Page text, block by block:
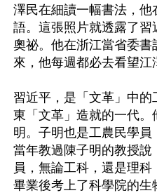
澤民在細讀一幅書法，
語。這張照片就透露了
奧祕。他在浙江當省委
來，他每週都必去看望江
習近平，是「文革」中
東「文革」造就的一代
明。子明也是工農民學員
當年教過陳子明的教授說
員，無論工科，還是理
畢業後考上了科學院的